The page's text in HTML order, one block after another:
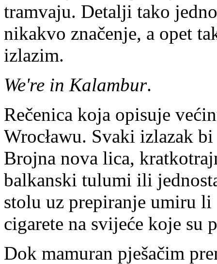
tramvaju. Detalji tako
nikakvo značenje, a opet
izlazim.
We're in Kalambur.
Rečenica koja opisuje
Wrocławu. Svaki izlazak
Brojna nova lica,
balkanski tulumi ili
stolu uz prepiranje umiru
cigarete na svijeće koje su
Dok mamuran pješačim